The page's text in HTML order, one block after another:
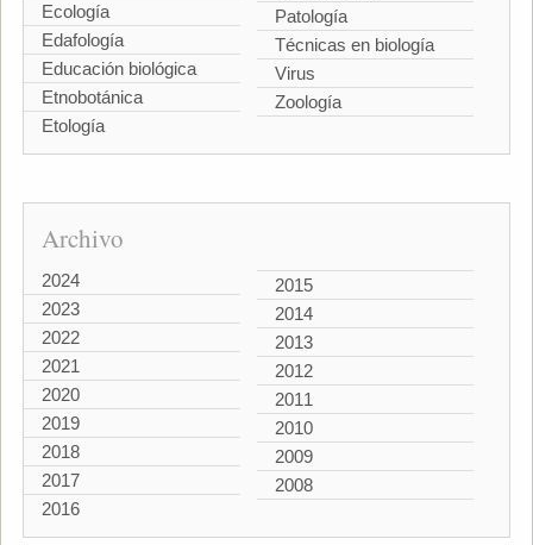
Ecología
Edafología
Educación biológica
Etnobotánica
Etología
Patología
Técnicas en biología
Virus
Zoología
Archivo
2024
2023
2022
2021
2020
2019
2018
2017
2016
2015
2014
2013
2012
2011
2010
2009
2008